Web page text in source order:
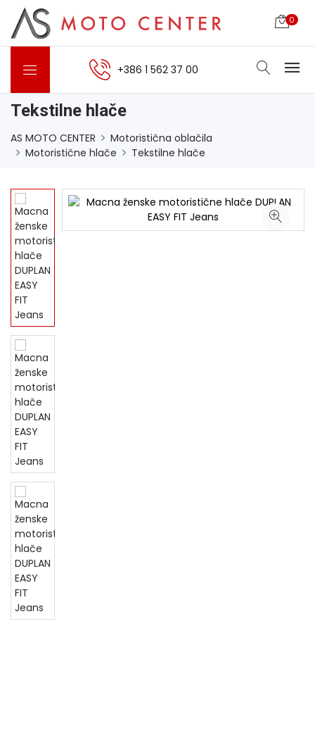
0
+386 1 562 37 00
Tekstilne hlače
AS MOTO CENTER
Motoristična oblačila
Motoristične hlače
Tekstilne hlače